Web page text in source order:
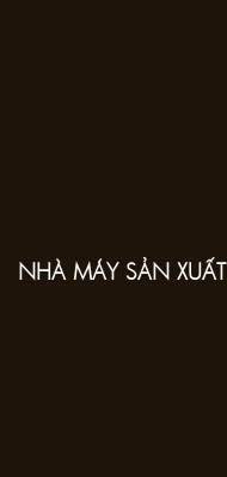
NHÀ MÁY SẢN XUẤT